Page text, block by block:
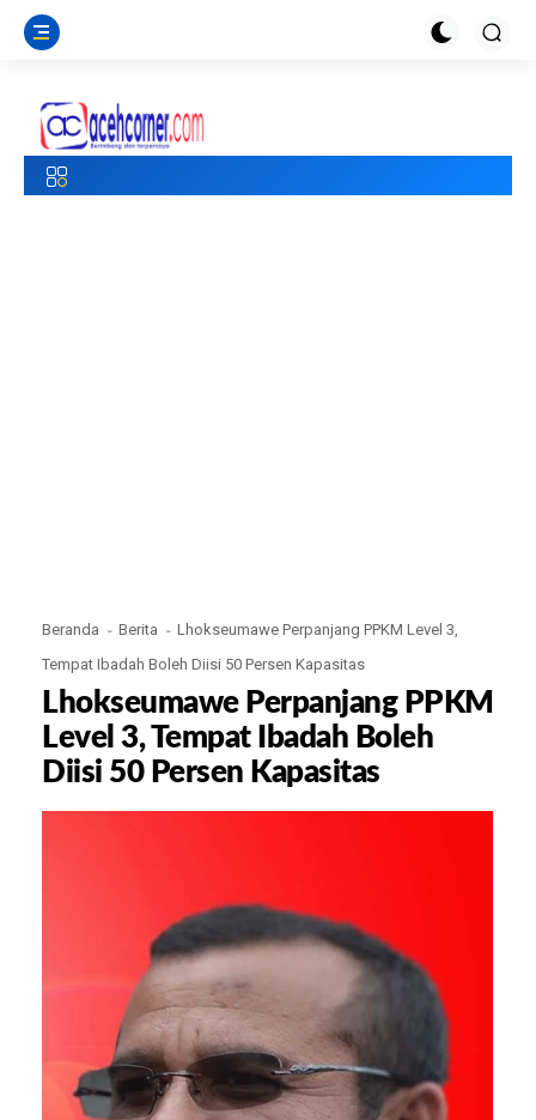
Beranda Berita
Lhokseumawe Perpanjang PPKM Level 3,
Tempat Ibadah Boleh Diisi 50 Persen Kapasitas
Lhokseumawe Perpanjang PPKM
Level 3, Tempat Ibadah Boleh
Diisi 50 Persen Kapasitas